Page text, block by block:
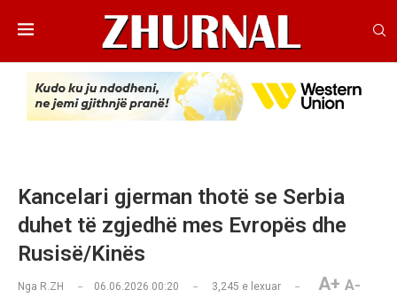
Kancelari gjerman thotë se Serbia
duhet të zgjedhë mes Evropës dhe
Rusisë/Kinës
Nga R.ZH 06.06.2026 00:20 3,245 e lexuar A+ A-